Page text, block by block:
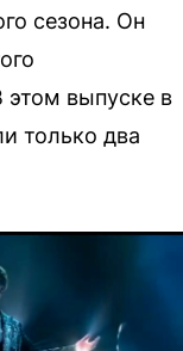
сезона. Он
этом выпуске в
только два